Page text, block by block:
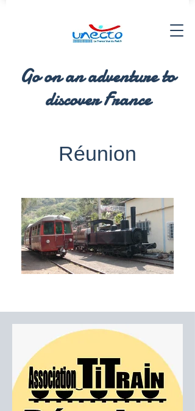
Go on an adventure to
discover France
Réunion